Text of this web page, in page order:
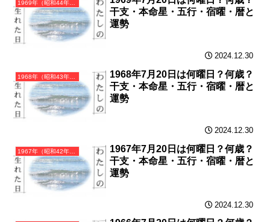
1969年（昭和44年）己酉（つちのととり）・酉年（とり年）カレンダー（月曜はじまり）
干支・本命星・五行・宿曜・暦と
運勢
2024.12.30
1968年（昭和43年）戊申（つちのえさる）・申年（さる年）カレンダー（月曜はじまり）
1968年7月20日は何曜日？何歳？
干支・本命星・五行・宿曜・暦と
運勢
2024.12.30
1967年（昭和42年）丁未（ひのとひつじ）・未年（ひつじ年）カレンダー（月曜はじまり）
1967年7月20日は何曜日？何歳？
干支・本命星・五行・宿曜・暦と
運勢
2024.12.30